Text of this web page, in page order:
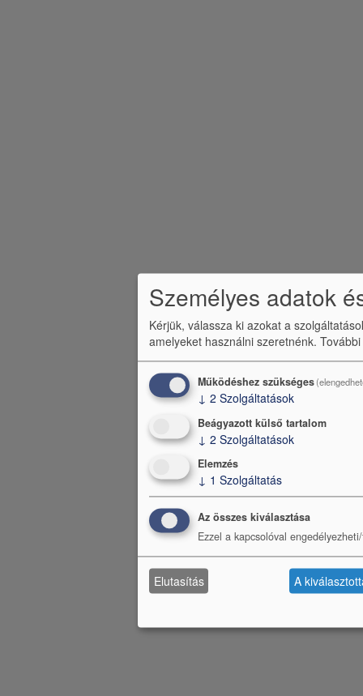
Személyes adatok
Kérjük, válassza ki azokat a
amelyeket használni szeretnénk.
Működéshez szükséges
↓ 2 Szolgáltatások
Beágyazott külső tartalom
↓ 2 Szolgáltatások
Elemzés
↓ 1 Szolgáltatás
Az összes kiválasztása
Ezzel a kapcsolóval
Elutasítás A